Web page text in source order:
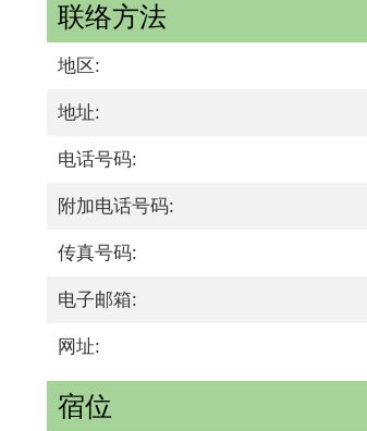
联络方法
地区:
地址:
电话号码:
附加电话号码:
传真号码:
电子邮箱:
网址:
宿位